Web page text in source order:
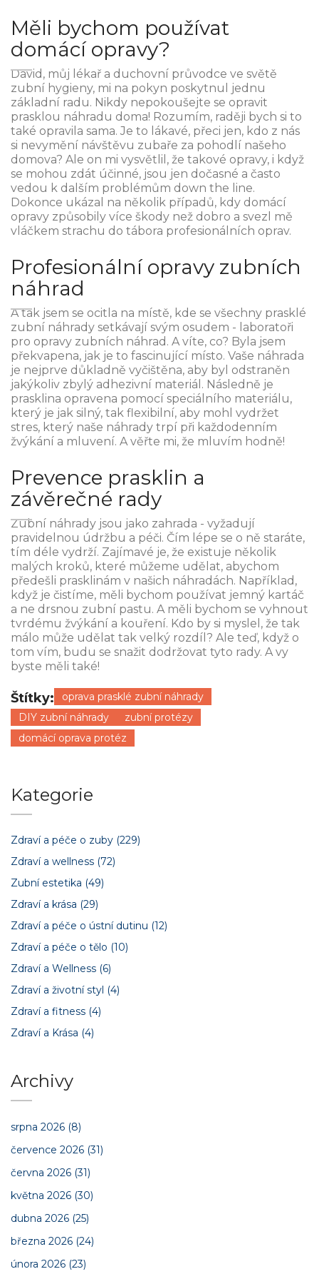
Měli bychom používat
domácí opravy?
David, můj lékař a duchovní průvodce ve světě
zubní hygieny, mi na pokyn poskytnul jednu
základní radu. Nikdy nepokoušejte se opravit
prasklou náhradu doma! Rozumím, raději bych si to
také opravila sama. Je to lákavé, přeci jen, kdo z nás
si nevymění návštěvu zubaře za pohodlí našeho
domova? Ale on mi vysvětlil, že takové opravy, i když
se mohou zdát účinné, jsou jen dočasné a často
vedou k dalším problémům down the line.
Dokonce ukázal na několik případů, kdy domácí
opravy způsobily více škody než dobro a svezl mě
vláčkem strachu do tábora profesionálních oprav.
Profesionální opravy zubních
náhrad
A tak jsem se ocitla na místě, kde se všechny prasklé
zubní náhrady setkávají svým osudem - laboratoři
pro opravy zubních náhrad. A víte, co? Byla jsem
překvapena, jak je to fascinující místo. Vaše náhrada
je nejprve důkladně vyčištěna, aby byl odstraněn
jakýkoliv zbylý adhezivní materiál. Následně je
prasklina opravena pomocí speciálního materiálu,
který je jak silný, tak flexibilní, aby mohl vydržet
stres, který naše náhrady trpí při každodenním
žvýkání a mluvení. A věřte mi, že mluvím hodně!
Prevence prasklin a
závěrečné rady
Zubní náhrady jsou jako zahrada - vyžadují
pravidelnou údržbu a péči. Čím lépe se o ně staráte,
tím déle vydrží. Zajímavé je, že existuje několik
malých kroků, které můžeme udělat, abychom
předešli prasklinám v našich náhradách. Například,
když je čistíme, měli bychom používat jemný kartáč
a ne drsnou zubní pastu. A měli bychom se vyhnout
tvrdému žvýkání a kouření. Kdo by si myslel, že tak
málo může udělat tak velký rozdíl? Ale teď, když o
tom vím, budu se snažit dodržovat tyto rady. A vy
byste měli také!
Štítky:
oprava prasklé zubní náhrady
DIY zubní náhrady
zubní protézy
domácí oprava protéz
Kategorie
Zdraví a péče o zuby (229)
Zdraví a wellness (72)
Zubní estetika (49)
Zdraví a krása (29)
Zdraví a péče o ústní dutinu (12)
Zdraví a péče o tělo (10)
Zdraví a Wellness (6)
Zdraví a životní styl (4)
Zdraví a fitness (4)
Zdraví a Krása (4)
Archivy
srpna 2026 (8)
července 2026 (31)
června 2026 (31)
května 2026 (30)
dubna 2026 (25)
března 2026 (24)
února 2026 (23)